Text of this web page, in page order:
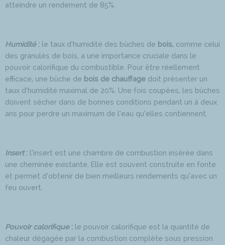
atteindre un rendement de 85%.
Humidité: le taux d’humidité des bûches de bois, comme celui
des granulés de bois, a une importance cruciale dans le
pouvoir calorifique du combustible. Pour être réellement
efficace, une bûche de bois de chauffage doit présenter un
taux d’humidité maximal de 20%. Une fois coupées, les bûches
doivent sécher dans de bonnes conditions pendant un à deux
ans pour perdre un maximum de l’eau qu’elles contiennent.
Insert: l’insert est une chambre de combustion insérée dans
une cheminée existante. Elle est souvent construite en fonte
et permet d’obtenir de bien meilleurs rendements qu’avec un
feu ouvert.
Pouvoir calorifique : le pouvoir calorifique est la quantité de
chaleur dégagée par la combustion complète sous pression